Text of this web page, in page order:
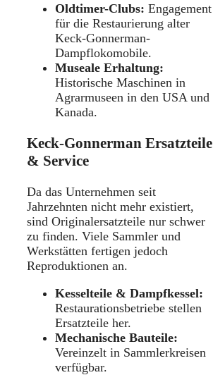
Oldtimer-Clubs: Engagement
für die Restaurierung alter
Keck-Gonnerman-
Dampflokomobile.
Museale Erhaltung:
Historische Maschinen in
Agrarmuseen in den USA und
Kanada.
Keck-Gonnerman Ersatzteile
& Service
Da das Unternehmen seit
Jahrzehnten nicht mehr existiert,
sind Originalersatzteile nur schwer
zu finden. Viele Sammler und
Werkstätten fertigen jedoch
Reproduktionen an.
Kesselteile & Dampfkessel:
Restaurationsbetriebe stellen
Ersatzteile her.
Mechanische Bauteile:
Vereinzelt in Sammlerkreisen
verfügbar.